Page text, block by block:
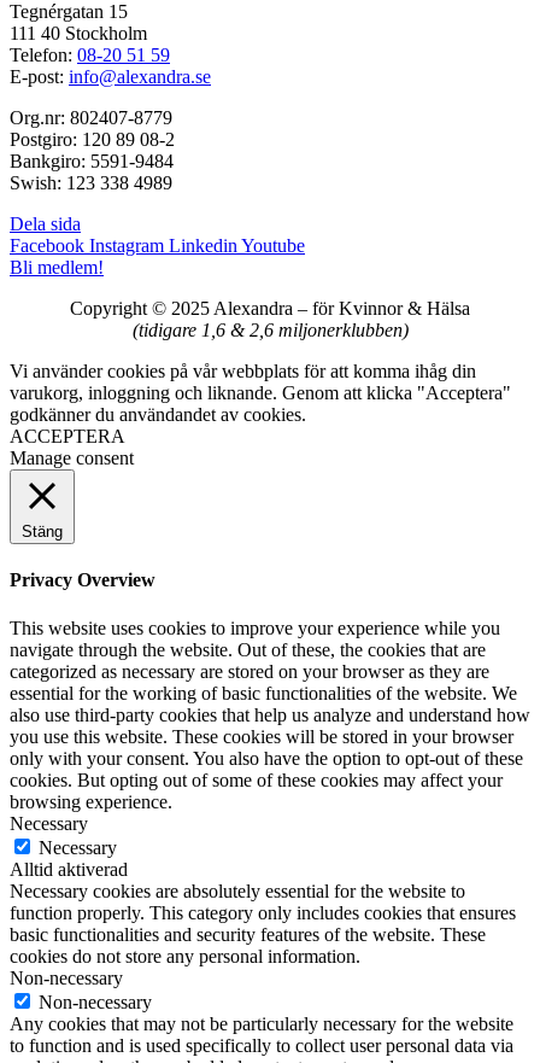
Tegnérgatan 15
111 40 Stockholm
Telefon: 08-20 51 59
E-post: info@alexandra.se
Org.nr: 802407-8779
Postgiro: 120 89 08-2
Bankgiro: 5591-9484
Swish: 123 338 4989
Dela sida
Facebook Instagram Linkedin Youtube
Bli medlem!
Copyright © 2025 Alexandra – för Kvinnor & Hälsa
(tidigare 1,6 & 2,6 miljonerklubben)
Vi använder cookies på vår webbplats för att komma ihåg din
varukorg, inloggning och liknande. Genom att klicka "Acceptera"
godkänner du användandet av cookies.
ACCEPTERA
Manage consent
Stäng
Privacy Overview
This website uses cookies to improve your experience while you
navigate through the website. Out of these, the cookies that are
categorized as necessary are stored on your browser as they are
essential for the working of basic functionalities of the website. We
also use third-party cookies that help us analyze and understand how
you use this website. These cookies will be stored in your browser
only with your consent. You also have the option to opt-out of these
cookies. But opting out of some of these cookies may affect your
browsing experience.
Necessary
Necessary
Alltid aktiverad
Necessary cookies are absolutely essential for the website to
function properly. This category only includes cookies that ensures
basic functionalities and security features of the website. These
cookies do not store any personal information.
Non-necessary
Non-necessary
Any cookies that may not be particularly necessary for the website
to function and is used specifically to collect user personal data via